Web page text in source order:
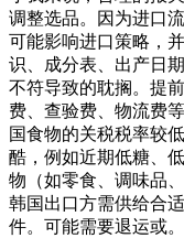
调整选品。因为进口
可能影响进口策略，
识、成分表、出产日
不符导致的耽搁。提
费、查验费、物流费
国食物的关税税率较
酷，例如近期低糖、
物（如零食、调味品
韩国出口方需供给合
件。可能需要退运或